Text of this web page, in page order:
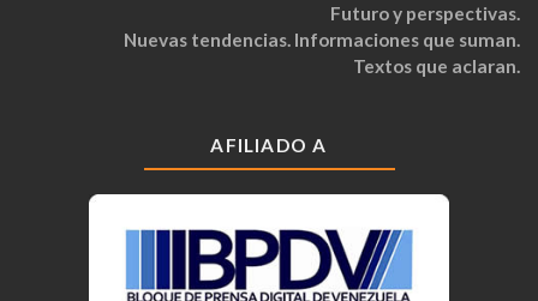
Futuro y perspectivas.
Nuevas tendencias. Informaciones que suman.
Textos que aclaran.
AFILIADO A